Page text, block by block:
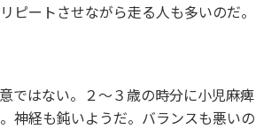
ピートさせながら走る人も多いのだ。
ではない。２〜３歳の時分に小児麻痺
神経も鈍いようだ。バランスも悪いの